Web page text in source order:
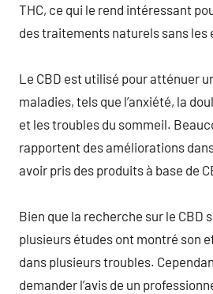
THC, ce qui le rend intéressant
des traitements naturels sans
Le CBD est utilisé pour atténuer
maladies, tels que l’anxiété, la
et les troubles du sommeil.
rapportent des améliorations
avoir pris des produits à base de
Bien que la recherche sur le CBD
plusieurs études ont montré son
dans plusieurs troubles.
demander l’avis de un